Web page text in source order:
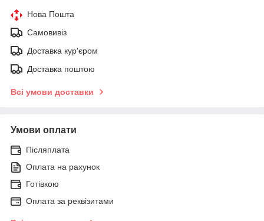
Нова Пошта
Самовивіз
Доставка кур'єром
Доставка поштою
Всі умови доставки
Умови оплати
Післяплата
Оплата на рахунок
Готівкою
Оплата за реквізитами